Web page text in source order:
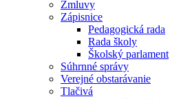
Zmluvy
Zápisnice
Pedagogická rada
Rada školy
Školský parlament
Súhrnné správy
Verejné obstarávanie
Tlačivá